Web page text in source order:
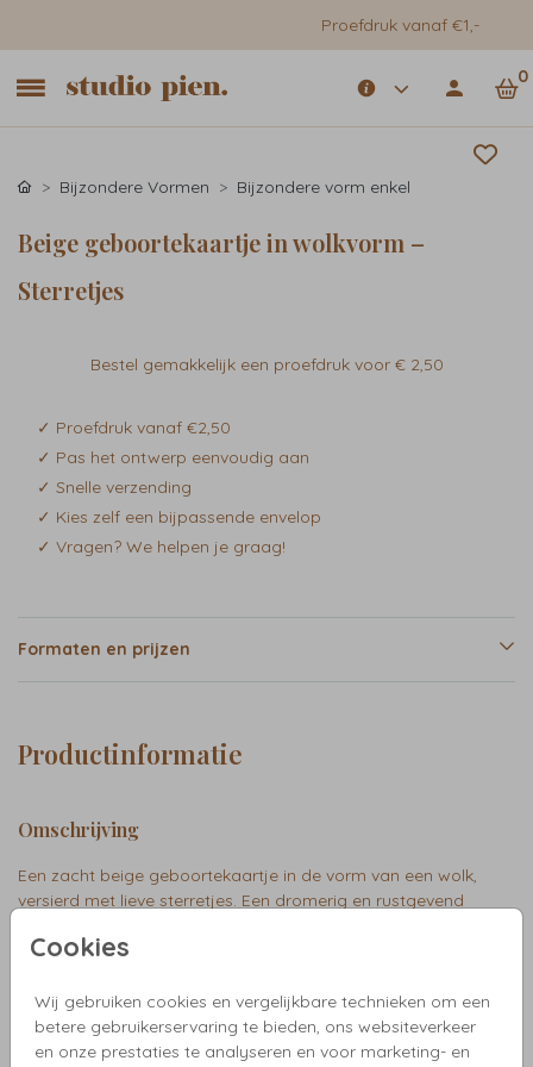
Proefdruk vanaf €1,-
0
Cookies
Wij gebruiken cookies en vergelijkbare technieken om een
betere gebruikerservaring te bieden, ons websiteverkeer
en onze prestaties te analyseren en voor marketing- en
Bijzondere Vormen Bijzondere vorm enkel
Beige geboortekaartje in wolkvorm –
Sterretjes
Bestel gemakkelijk een proefdruk voor € 2,50
✓ Proefdruk vanaf €2,50
✓ Pas het ontwerp eenvoudig aan
✓ Snelle verzending
✓ Kies zelf een bijpassende envelop
✓ Vragen? We helpen je graag!
Formaten en prijzen
Productinformatie
Omschrijving
Een zacht beige geboortekaartje in de vorm van een wolk,
versierd met lieve sterretjes. Een dromerig en rustgevend
Collectie
Bijzondere vorm enkel